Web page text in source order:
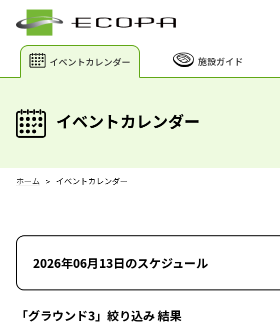
イベントカレンダー 施設ガイド
イベントカレンダー
ホーム イベントカレンダー
2026年06月13日のスケジュール
「グラウンド3」絞り込み 結果